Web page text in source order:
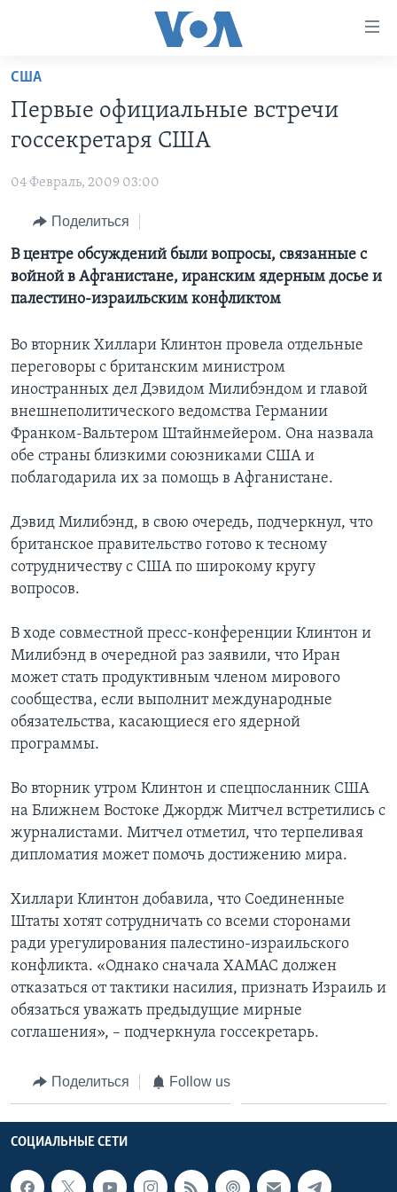
Перейти
основной
контент
навигации
Перейти
поиск
ПРОГРАММЫ
НОВОСТИ ЗА МИНУТУ
ИТОГИ
ПОЧЕМУ ЭТО ВАЖНО?
ДИСКУССИЯ VOA
НЬЮ-ЙОРК NEW YORK
АМЕРИКА. БОЛЬШОЕ ПУТЕШЕСТВИЕ
ПРОЕКТЫ
УЧИМ АНГЛИЙСКИЙ
НАША АМЕРИКАНСКАЯ ИСТОРИЯ
А КАК В АМЕРИКЕ?
АРТЕФАКТЫ
ТЕСТЫ
ЭКСПЕРТИЗА
ИНТЕРВЬЮ
ФАКТЫ ПРОТИВ ФЕЙКОВ
ЗА СВОБОДУ ПРЕССЫ
ВИДЕО
ПОДПИСКА НА НОВОСТИ
Learning English
СОЦИАЛЬНЫЕ СЕТИ
Языки
США
Первые официальные встречи
госсекретаря США
04 Февраль, 2009 03:00
Поделиться
В центре обсуждений были вопросы, связанные с
войной в Афганистане, иранским ядерным досье и
палестино-израильским конфликтом
Во вторник Хиллари Клинтон провела отдельные
переговоры с британским министром
иностранных дел Дэвидом Милибэндом и главой
внешнеполитического ведомства Германии
Франком-Вальтером Штайнмейером. Она назвала
обе страны близкими союзниками США и
поблагодарила их за помощь в Афганистане.
Дэвид Милибэнд, в свою очередь, подчеркнул, что
британское правительство готово к тесному
сотрудничеству с США по широкому кругу
вопросов.
В ходе совместной пресс-конференции Клинтон и
Милибэнд в очередной раз заявили, что Иран
может стать продуктивным членом мирового
сообщества, если выполнит международные
обязательства, касающиеся его ядерной
программы.
Во вторник утром Клинтон и спецпосланник США
на Ближнем Востоке Джордж Митчел встретились с
журналистами. Митчел отметил, что терпеливая
дипломатия может помочь достижению мира.
Хиллари Клинтон добавила, что Соединенные
Штаты хотят сотрудничать со всеми сторонами
ради урегулирования палестино-израильского
конфликта. «Однако сначала ХАМАС должен
отказаться от тактики насилия, признать Израиль и
обязаться уважать предыдущие мирные
соглашения», – подчеркнула госсекретарь.
Поделиться Follow us
СОЦИАЛЬНЫЕ СЕТИ